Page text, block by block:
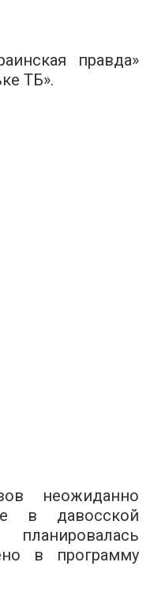
правда»
ТБ».
неожиданно
в давосской
в программу